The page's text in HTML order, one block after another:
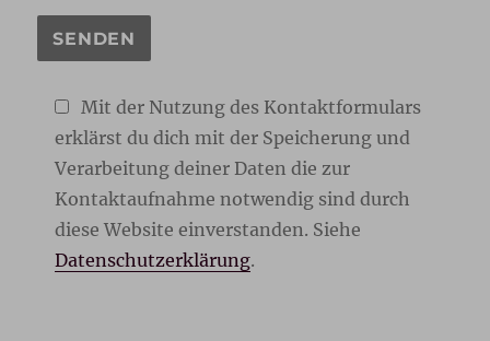
Mit der Nutzung des Kontaktformulars
erklärst du dich mit der Speicherung und
Verarbeitung deiner Daten die zur
Kontaktaufnahme notwendig sind durch
diese Website einverstanden. Siehe
Datenschutzerklärung.